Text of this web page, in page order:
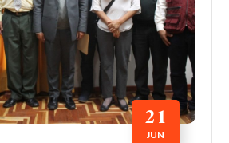
21
JUN